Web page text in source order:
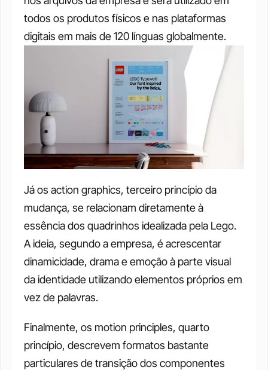
todos os produtos físicos e nas plataformas
digitais em mais de 120 línguas globalmente.
Já os action graphics, terceiro princípio da
mudança, se relacionam diretamente à
essência dos quadrinhos idealizada pela Lego.
A ideia, segundo a empresa, é acrescentar
dinamicidade, drama e emoção à parte visual
da identidade utilizando elementos próprios em
vez de palavras.
Finalmente, os motion principles, quarto
princípio, descrevem formatos bastante
particulares de transição dos componentes